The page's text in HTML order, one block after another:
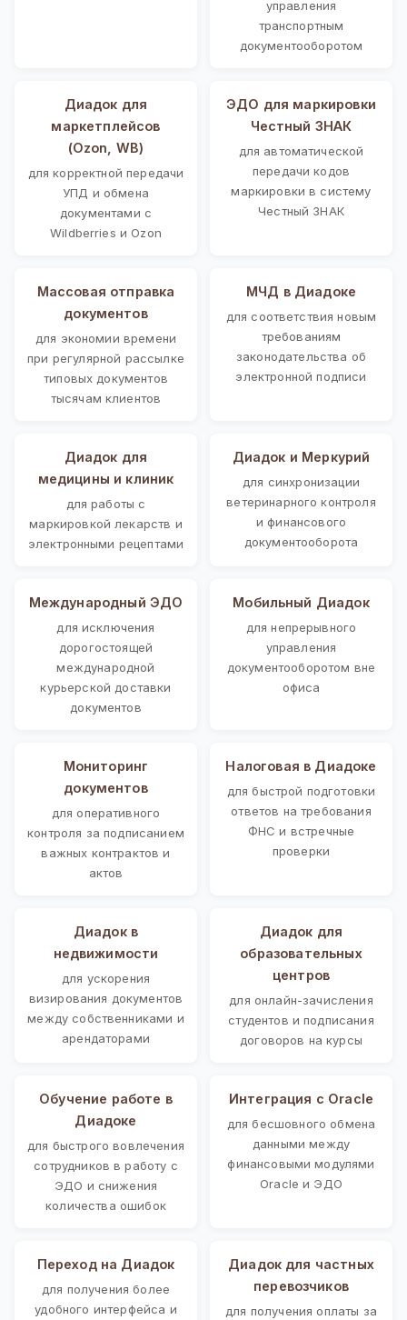
управления
транспортным
документооборотом
Диадок для
маркетплейсов
(Ozon, WB)
для корректной передачи
УПД и обмена
документами с
Wildberries и Ozon
ЭДО для маркировки
Честный ЗНАК
для автоматической
передачи кодов
маркировки в систему
Честный ЗНАК
Массовая отправка
документов
для экономии времени
при регулярной рассылке
типовых документов
тысячам клиентов
МЧД в Диадоке
для соответствия новым
требованиям
законодательства об
электронной подписи
Диадок для
медицины и клиник
для работы с
маркировкой лекарств и
электронными рецептами
Диадок и Меркурий
для синхронизации
ветеринарного контроля
и финансового
документооборота
Международный ЭДО
для исключения
дорогостоящей
международной
курьерской доставки
документов
Мобильный Диадок
для непрерывного
управления
документооборотом вне
офиса
Мониторинг
документов
для оперативного
контроля за подписанием
важных контрактов и
актов
Налоговая в Диадоке
для быстрой подготовки
ответов на требования
ФНС и встречные
проверки
Диадок в
недвижимости
для ускорения
визирования документов
между собственниками и
арендаторами
Диадок для
образовательных
центров
для онлайн-зачисления
студентов и подписания
договоров на курсы
Обучение работе в
Диадоке
для быстрого вовлечения
сотрудников в работу с
ЭДО и снижения
количества ошибок
Интеграция с Oracle
для бесшовного обмена
данными между
финансовыми модулями
Oracle и ЭДО
Переход на Диадок
для получения более
удобного интерфейса и
Диадок для частных
перевозчиков
для получения оплаты за